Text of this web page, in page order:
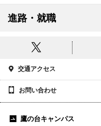
進路・就職
交通アクセス
お問い合わせ
鷹の台キャンパス